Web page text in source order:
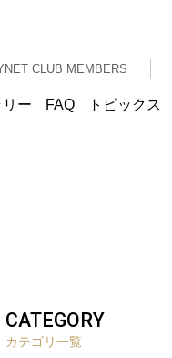
CLUB MEMBERS
ー FAQ トピックス
CATEGORY
カテゴリ一覧